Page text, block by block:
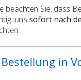
beachten Sie, dass
uns sofort nach
Bestellung in